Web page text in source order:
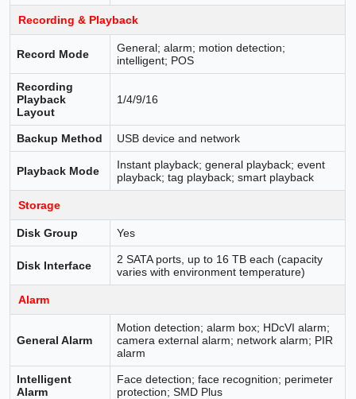
Recording & Playback
Record Mode
General; alarm; motion detection;
intelligent; POS
Recording
Playback
Layout
1/4/9/16
Backup Method USB device and network
Playback Mode
Instant playback; general playback; event
playback; tag playback; smart playback
Storage
Disk Group Yes
Disk Interface
2 SATA ports, up to 16 TB each (capacity
varies with environment temperature)
Alarm
General Alarm
Motion detection; alarm box; HDcVI alarm;
camera external alarm; network alarm; PIR
alarm
Intelligent
Alarm
Face detection; face recognition; perimeter
protection; SMD Plus